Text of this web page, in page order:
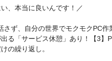
、本当に良いんです！／
さず、自分の世界でモクモクPC
る「サービス休憩」あり！【3】
の繰り返し。